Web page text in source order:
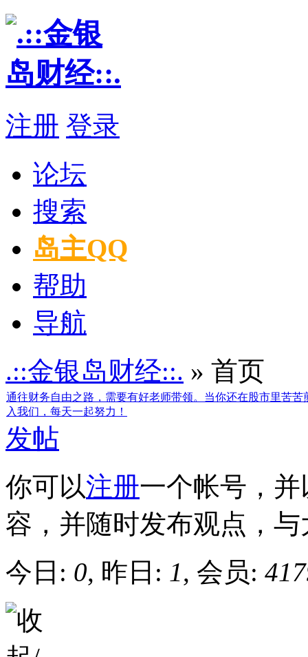
注册 登录
论坛
搜索
岛主QQ
帮助
导航
.::金银岛财经::. » 首页
通往财务自由之路，需要有好老师带领。当你还在股市里苦
入我们，每天一起努力！
发帖
你可以注册一个帐号，并
容，并随时发布观点，
今日: 0, 昨日: 1, 会员: